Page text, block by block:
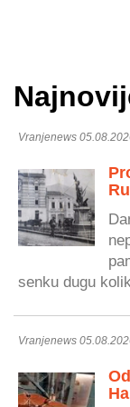
Vranjenews
senku dugu
Vranjenews